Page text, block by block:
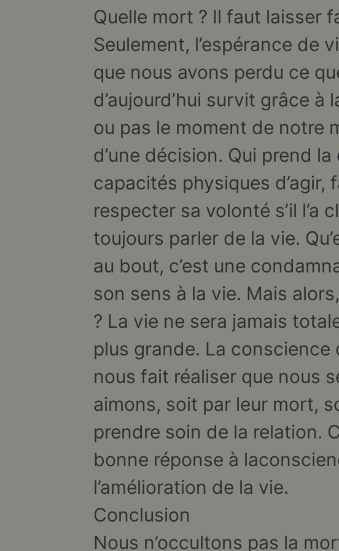
Quelle mort ? Il faut laisser
Seulement, l’espérance de
que nous avons perdu ce
d’aujourd’hui survit grâce
ou pas le moment de notre
d’une décision. Qui prend la
capacités physiques
respecter sa volonté s’il l’a
toujours parler de la vie.
au bout, c’est une
son sens à la vie. Mais
? La vie ne sera jamais
plus grande. La
nous fait réaliser que nous
aimons, soit par leur mort,
prendre soin de la relation.
bonne réponse à
l’amélioration de la vie.
Conclusion
Nous n’occultons pas la